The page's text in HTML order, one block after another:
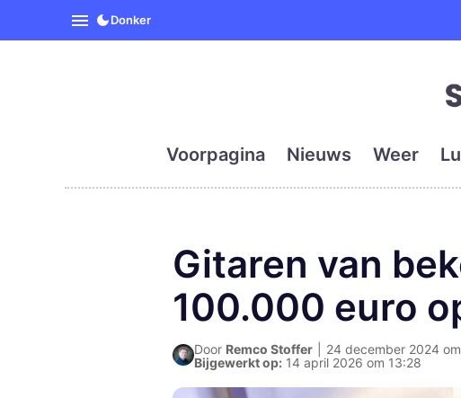
SpanjeVandaag is de eerste
Donker
Voorpagina Nieuws Weer
Gitaren van
100.000 euro
Door Remco Stoffer
24 december 2024
Bijgewerkt op: 14 april 2026 om 13:28